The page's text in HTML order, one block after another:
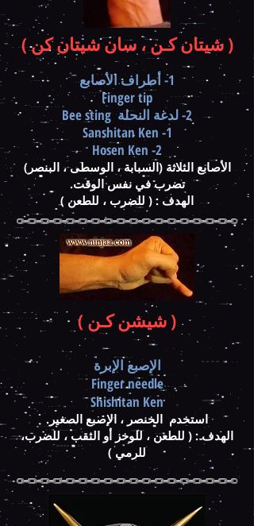
( شيتان كـن ، سان شيتان كن )
1- أطراف الأصابع
Finger tip
2- لدغة النحلة Bee sting
1- Sanshitan Ken
2- Hosen Ken
الأصابع الثلاثة (السبابة ، الوسطى ، البنصر)
تضرب في نفس الوقت.
الهدف : ( للضرب ، للطعن )
( شيشن كـن )
الإصبع الإبرة
Finger needle
Shishitan Ken
استخدم الخنصر ، الإصبع الصغير.
الهدف : ( للطعن ، للوخز أو الثقب ، للضرب،
للرمي )